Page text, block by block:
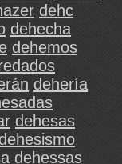
dehc
dehecha
dehemos
dehería
dehesas
dehessas